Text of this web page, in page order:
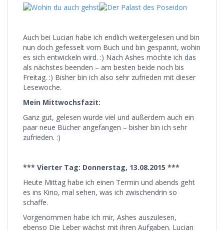
Auch bei Lucian habe ich endlich weitergelesen und bin
nun doch gefesselt vom Buch und bin gespannt, wohin
es sich entwickeln wird. :) Nach Ashes möchte ich das
als nächstes beenden – am besten beide noch bis
Freitag. :) Bisher bin ich also sehr zufrieden mit dieser
Lesewoche.
Mein Mittwochsfazit:
Ganz gut, gelesen wurde viel und außerdem auch ein
paar neue Bücher angefangen – bisher bin ich sehr
zufrieden. :)
*** Vierter Tag: Donnerstag, 13.08.2015 ***
Heute Mittag habe ich einen Termin und abends geht
es ins Kino, mal sehen, was ich zwischendrin so
schaffe.
Vorgenommen habe ich mir, Ashes auszulesen,
ebenso Die Leber wächst mit ihren Aufgaben. Lucian